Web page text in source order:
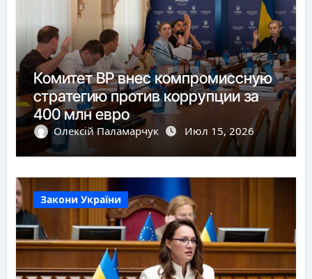
Комитет ВР внес компромиссную
стратегию против коррупции за
400 млн евро
Олексій Паламарчук Июл 15, 2026
Закони України